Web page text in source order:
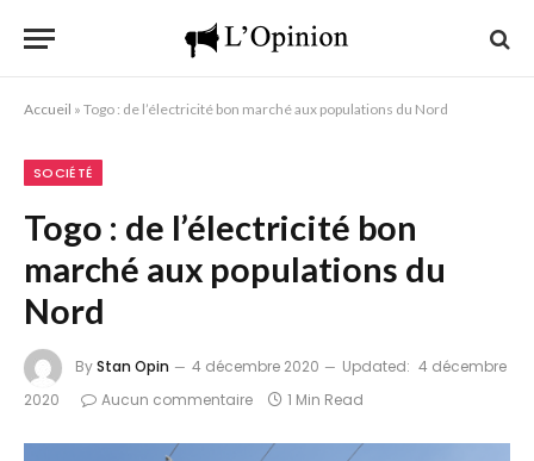
Accueil » Togo : de l’électricité bon marché aux populations du Nord
SOCIÉTÉ
Togo : de l’électricité bon
marché aux populations du
Nord
ByStan Opin 4 décembre 2020 Updated: 4 décembre
2020
Aucun commentaire 1 Min Read